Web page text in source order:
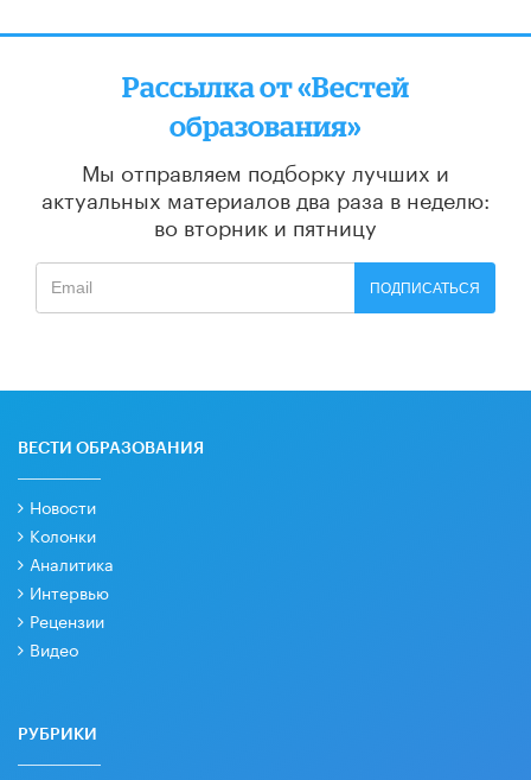
Рассылка от «Вестей
образования»
Мы отправляем подборку лучших и
актуальных материалов два раза в неделю:
во вторник и пятницу
ПОДПИСАТЬСЯ
ВЕСТИ ОБРАЗОВАНИЯ
Новости
Колонки
Аналитика
Интервью
Рецензии
Видео
РУБРИКИ